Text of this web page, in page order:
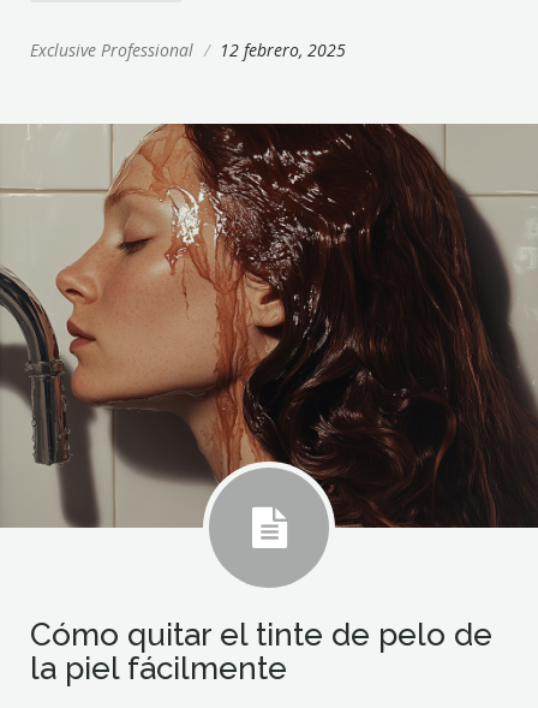
Exclusive Professional / 12 febrero, 2025
Cómo quitar el tinte de pelo de
la piel fácilmente